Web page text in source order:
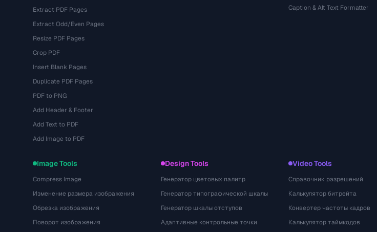
Extract PDF Pages
Extract Odd/Even Pages
Resize PDF Pages
Crop PDF
Insert Blank Pages
Duplicate PDF Pages
PDF to PNG
Add Header & Footer
Add Text to PDF
Add Image to PDF
Caption & Alt Text Formatter
Image Tools
Compress Image
Изменение размера изображения
Обрезка изображения
Поворот изображения
Design Tools
Генератор цветовых палитр
Генератор типографической шкалы
Генератор шкалы отступов
Адаптивные контрольные точки
Video Tools
Справочник разрешений
Калькулятор битрейта
Конвертер частоты кадров
Калькулятор таймкодов